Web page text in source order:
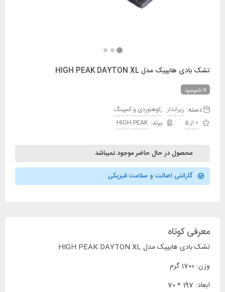
تشک بادی هایپیک مدل HIGH PEAK DAYTON XL
ناموجود
دسته: زیرانداز , کوهنوردی و کمپینگ
0 از 5
HIGH PEAK
محصول در حال حاضر موجود نمیباشد
گارانتی اصالت و سلامت فیزیکی
معرفی کوتاه
تشک بادی هایپیک مدل HIGH PEAK DAYTON XL
وزن: 1700 گرم
ابعاد: 197 * 70